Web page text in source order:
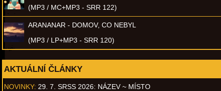
(MP3 / MC+MP3 - SRR 122)
ARANANAR - DOMOV, CO NEBYL
(MP3 / LP+MP3 - SRR 120)
AKTUÁLNÍ ČLÁNKY
NOVINKY: 29. 7. SRSS 2026: NÁZEV ~ MÍSTO